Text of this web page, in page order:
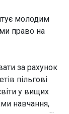
молодим
право на
за рахунок
пільгові
у вищих
навчання,